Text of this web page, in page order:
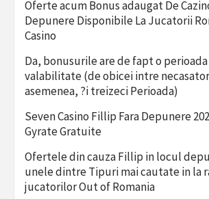
Oferte acum Bonus adaugat De
Depunere Disponibile La Jucatorii
Casino
Da, bonusurile are de fapt o
valabilitate (de obicei intre
asemenea, ?i treizeci Perioada)
Seven Casino Fillip Fara Depunere
Gyrate Gratuite
Ofertele din cauza Fillip in locul
unele dintre Tipuri mai cautate in la
jucatorilor Out of Romania